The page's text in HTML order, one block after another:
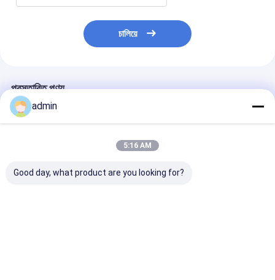
চালিয়ে
প্রস্তাবিত পণ্য
admin
5:16 AM
Good day, what product are you looking for?